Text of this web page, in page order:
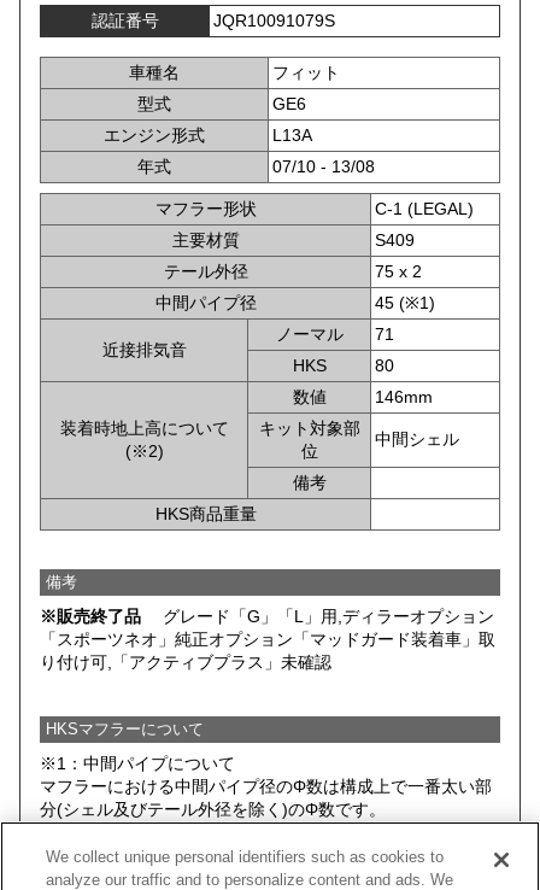
認証番号 JQR10091079S
車種名
フィット
型式
GE6
エンジン形式
L13A
年式
07/10 - 13/08
マフラー形状
C-1 (LEGAL)
主要材質
S409
テール外径
75 x 2
中間パイプ径
45 (※1)
近接排気音
ノーマル
71
HKS
80
装着時地上高について
(※2)
数値
146mm
キット対象部
位
中間シェル
備考
HKS商品重量
備考
※販売終了品 グレード「G」「L」用,ディラーオプション
「スポーツネオ」純正オプション「マッドガード装着車」取
り付け可,「アクティブプラス」未確認
HKSマフラーについて
※1：中間パイプについて
マフラーにおける中間パイプ径のΦ数は構成上で一番太い部
分(シェル及びテール外径を除く)のΦ数です。
※2：HKSマフラー装着時において、 HKSマフラー(キットに
含まれる全てのパーツ)と路面とのクリアランスがもっとも
We collect unique personal identifiers such as cookies to
analyze our traffic and to personalize content and ads. We